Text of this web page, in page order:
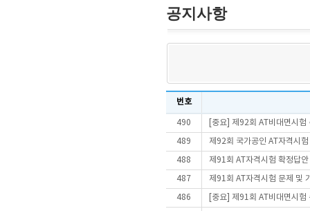
공지사항
번호
490 [중요] 제92회 AT비대면시험
489 제92회 국가공인 AT자격시
488 제91회 AT자격시험 확정답
487 제91회 AT자격시험 문제 및
486 [중요] 제91회 AT비대면시험